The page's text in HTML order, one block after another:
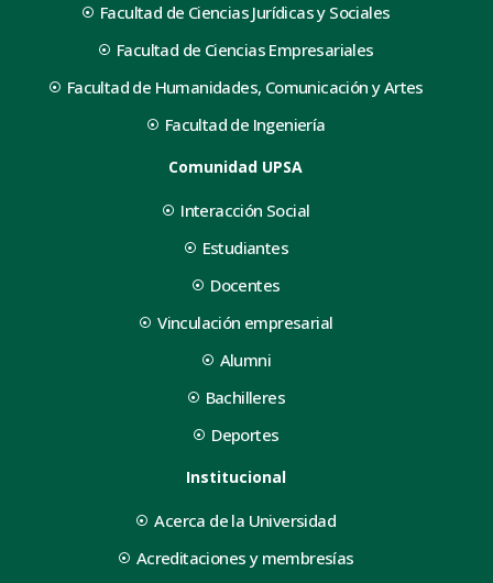
Facultad de Ciencias Jurídicas y Sociales
Facultad de Ciencias Empresariales
Facultad de Humanidades, Comunicación y Artes
Facultad de Ingeniería
Comunidad UPSA
Interacción Social
Estudiantes
Docentes
Vinculación empresarial
Alumni
Bachilleres
Deportes
Institucional
Acerca de la Universidad
Acreditaciones y membresías